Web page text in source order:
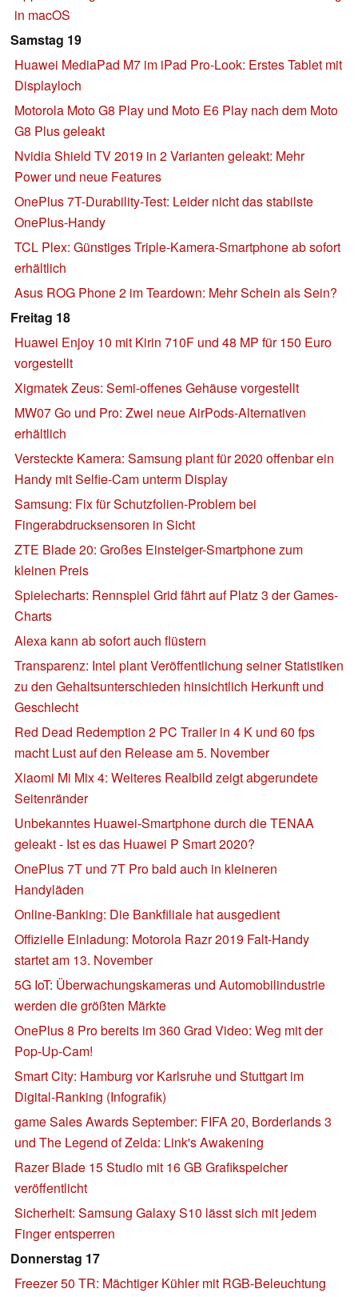
in macOS
Samstag 19
Huawei MediaPad M7 im iPad Pro-Look: Erstes Tablet mit
Displayloch
Motorola Moto G8 Play und Moto E6 Play nach dem Moto
G8 Plus geleakt
Nvidia Shield TV 2019 in 2 Varianten geleakt: Mehr
Power und neue Features
OnePlus 7T-Durability-Test: Leider nicht das stabilste
OnePlus-Handy
TCL Plex: Günstiges Triple-Kamera-Smartphone ab sofort
erhältlich
Asus ROG Phone 2 im Teardown: Mehr Schein als Sein?
Freitag 18
Huawei Enjoy 10 mit Kirin 710F und 48 MP für 150 Euro
vorgestellt
Xigmatek Zeus: Semi-offenes Gehäuse vorgestellt
MW07 Go und Pro: Zwei neue AirPods-Alternativen
erhältlich
Versteckte Kamera: Samsung plant für 2020 offenbar ein
Handy mit Selfie-Cam unterm Display
Samsung: Fix für Schutzfolien-Problem bei
Fingerabdrucksensoren in Sicht
ZTE Blade 20: Großes Einsteiger-Smartphone zum
kleinen Preis
Spielecharts: Rennspiel Grid fährt auf Platz 3 der Games-
Charts
Alexa kann ab sofort auch flüstern
Transparenz: Intel plant Veröffentlichung seiner Statistiken
zu den Gehaltsunterschieden hinsichtlich Herkunft und
Geschlecht
Red Dead Redemption 2 PC Trailer in 4 K und 60 fps
macht Lust auf den Release am 5. November
Xiaomi Mi Mix 4: Weiteres Realbild zeigt abgerundete
Seitenränder
Unbekanntes Huawei-Smartphone durch die TENAA
geleakt - Ist es das Huawei P Smart 2020?
OnePlus 7T und 7T Pro bald auch in kleineren
Handyläden
Online-Banking: Die Bankfiliale hat ausgedient
Offizielle Einladung: Motorola Razr 2019 Falt-Handy
startet am 13. November
5G IoT: Überwachungskameras und Automobilindustrie
werden die größten Märkte
OnePlus 8 Pro bereits im 360 Grad Video: Weg mit der
Pop-Up-Cam!
Smart City: Hamburg vor Karlsruhe und Stuttgart im
Digital-Ranking (Infografik)
game Sales Awards September: FIFA 20, Borderlands 3
und The Legend of Zelda: Link's Awakening
Razer Blade 15 Studio mit 16 GB Grafikspeicher
veröffentlicht
Sicherheit: Samsung Galaxy S10 lässt sich mit jedem
Finger entsperren
Donnerstag 17
Freezer 50 TR: Mächtiger Kühler mit RGB-Beleuchtung